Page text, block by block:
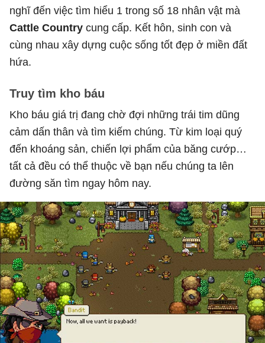
nghĩ đến việc tìm hiểu 1 trong số 18 nhân vật mà
Cattle Country cung cấp. Kết hôn, sinh con và
cùng nhau xây dựng cuộc sống tốt đẹp ở miền đất
hứa.
Truy tìm kho báu
Kho báu giá trị đang chờ đợi những trái tim dũng
cảm dấn thân và tìm kiếm chúng. Từ kim loại quý
đến khoáng sản, chiến lợi phẩm của băng cướp…
tất cả đều có thể thuộc về bạn nếu chúng ta lên
đường săn tìm ngay hôm nay.